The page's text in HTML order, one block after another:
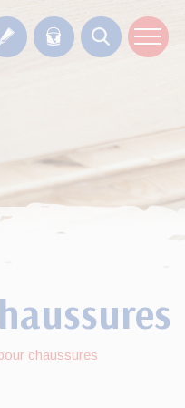
chaussures